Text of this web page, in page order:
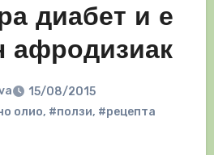
диабет и е
афродизиак
15/08/2015
олио, #ползи, #рецепта